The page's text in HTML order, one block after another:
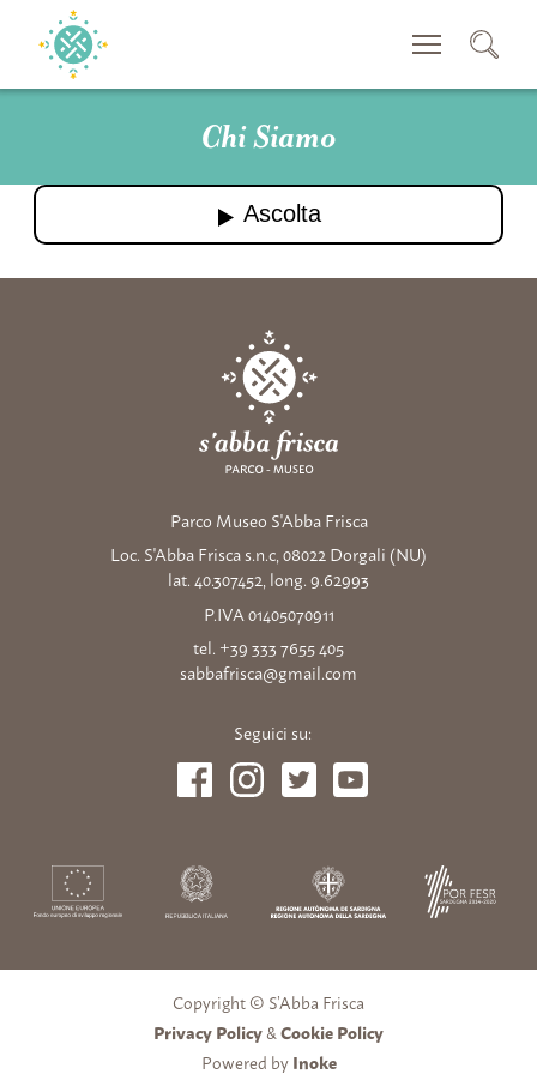
Chi Siamo
Parco Museo S'Abba Frisca
Loc. S'Abba Frisca s.n.c, 08022 Dorgali (NU)
lat. 40.307452, long. 9.62993
P.IVA 01405070911
tel. +39 333 7655 405
sabbafrisca@gmail.com
Seguici su:
Copyright © S’Abba Frisca
Privacy Policy&Cookie Policy
Powered byInoke
CERCA